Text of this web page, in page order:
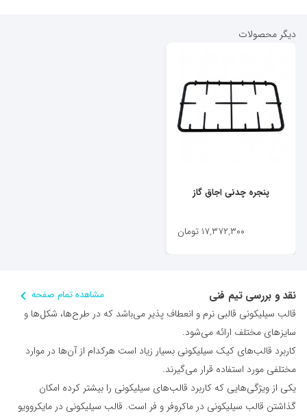
دیگر محصولات
پنجره چدنی اجاق گاز
۱۷,۳۷۲,۳۰۰ تومان
نقد و بررسی تیم فنی مشاهده تمام صفحه
قالب سیلیکونی قالبی نرم و انعطاف پذیر می‌باشد که در طرح‌ها، شکل‌ها و
سایزهای مختلف ارائه می‌شود.
کاربرد قالب‌های کیک سیلیکونی بسیار زیاد است هرکدام از آن‌ها در موارد
مختلفی مورد استفاده قرار می‌گیرند.
یکی از ویژگی‌هایی که کاربرد قالب‌های سیلیکونی را بیشتر کرده امکان
گذاشتن قالب سیلیکونی در ماکروفر و فر است. قالب سیلیکونی در مایکروویو